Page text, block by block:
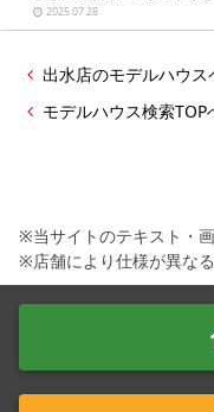
家 2025.07.28
出水店のモデルハウス
モデルハウス検索TOP
※当サイトのテキスト・
※店舗により仕様が異なる